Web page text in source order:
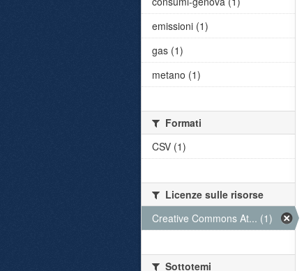
emissioni (1)
gas (1)
metano (1)
Formati
CSV (1)
Licenze sulle risorse
Creative Commons At... (1)
Sottotemi